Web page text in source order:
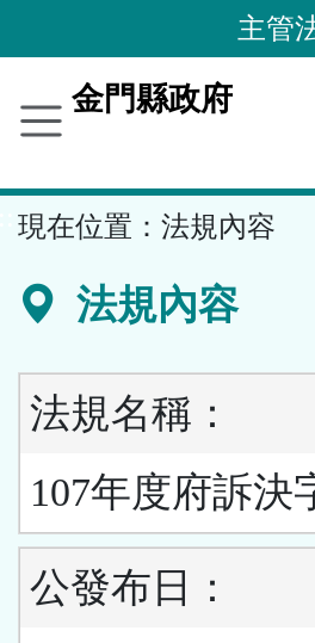
到
要
容
區
主管
金門縣政府
現在位置： 法規內容
法規內容
法規名稱：
107年度府訴決
公發布日：